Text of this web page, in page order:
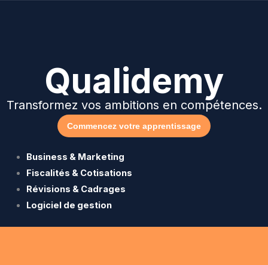
Qualidemy
Transformez vos ambitions en compétences.
Commencez votre apprentissage
Business & Marketing
Fiscalités & Cotisations
Révisions & Cadrages
Logiciel de gestion